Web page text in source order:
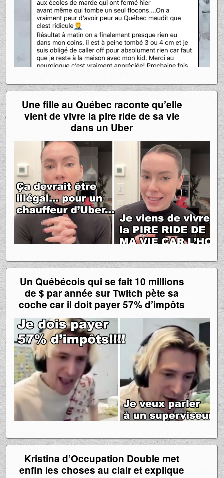
Une fille au Québec raconte qu’elle
vient de vivre la pire ride de sa vie
dans un Uber
Un Québécois qui se fait 10 millions
de $ par année sur Twitch pète sa
coche car il doit payer 57% d’impôts
Kristina d’Occupation Double met